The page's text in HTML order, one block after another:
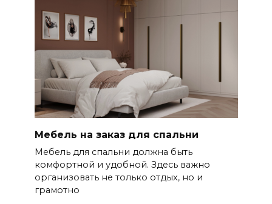
Мебель на заказ для спальни
Мебель для спальни должна быть
комфортной и удобной. Здесь важно
организовать не только отдых, но и
грамотно